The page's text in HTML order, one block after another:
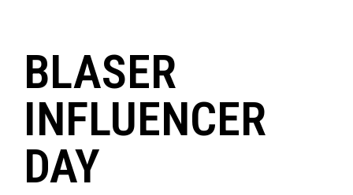
BLASER
INFLUENCER
DAY